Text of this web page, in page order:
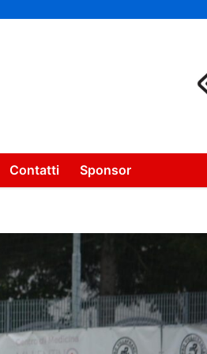
Contatti Sponsor